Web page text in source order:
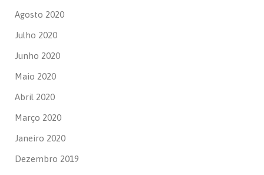
Agosto 2020
Julho 2020
Junho 2020
Maio 2020
Abril 2020
Março 2020
Janeiro 2020
Dezembro 2019